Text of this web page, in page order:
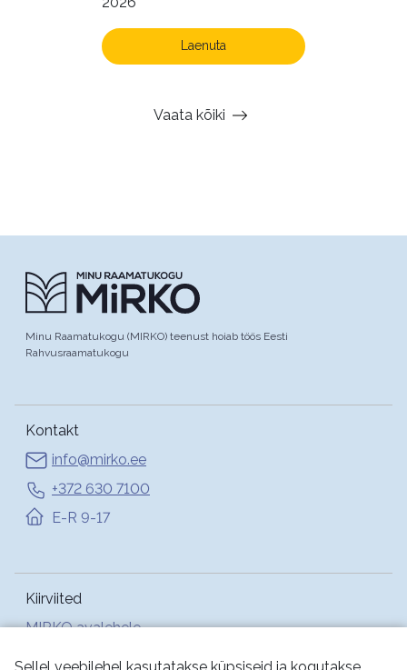
Laenuta
Vaata kõiki
Minu Raamatukogu (MIRKO) teenust hoiab töös Eesti
Rahvusraamatukogu
Kontakt
info@mirko.ee
+372 630 7100
E-R 9-17
Kiirviited
MIRKO avalehele
Abi